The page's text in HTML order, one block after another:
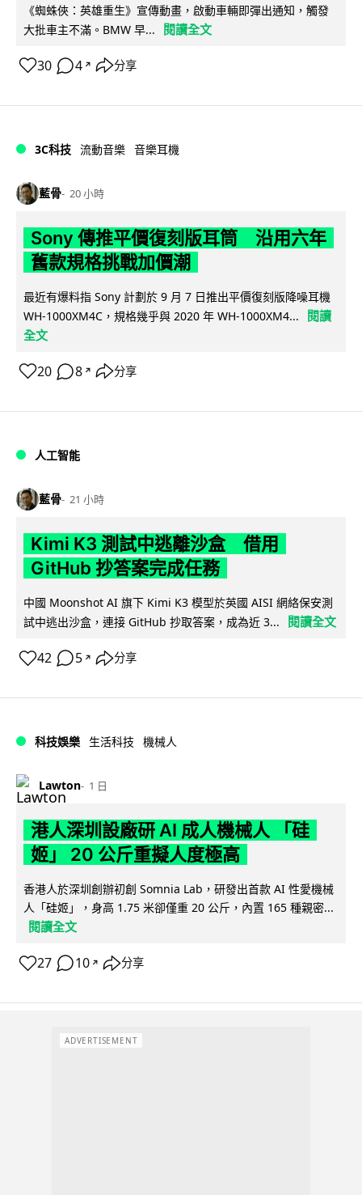
《蜘蛛俠：英雄重生》宣傳動畫，啟動車輛即彈出通知，觸發
大批車主不滿。BMW 早...
閱讀全文
30 4 ↗ 分享
3C科技 流動音樂 音樂耳機
藍骨 20 小時
Sony 傳推平價復刻版耳筒 沿用六年
舊款規格挑戰加價潮
最近有爆料指 Sony 計劃於 9 月 7 日推出平價復刻版降噪耳機
WH-1000XM4C，規格幾乎與 2020 年 WH-1000XM4...
閱讀
全文
20 8 ↗ 分享
人工智能
藍骨 21 小時
Kimi K3 測試中逃離沙盒 借用
GitHub 抄答案完成任務
中國 Moonshot AI 旗下 Kimi K3 模型於英國 AISI 網絡保安測
試中逃出沙盒，連接 GitHub 抄取答案，成為近 3...
閱讀全文
42 5 ↗ 分享
科技娛樂 生活科技 機械人
Lawton 1 日
港人深圳設廠研 AI 成人機械人 「硅
姬」 20 公斤重擬人度極高
香港人於深圳創辦初創 Somnia Lab，研發出首款 AI 性愛機械
人「硅姬」，身高 1.75 米卻僅重 20 公斤，內置 165 種親密...
閱讀全文
27 10 ↗ 分享
ADVERTISEMENT